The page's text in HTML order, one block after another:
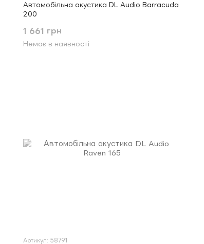
Автомобільна акустика DL Audio Barracuda
200
1 661 грн
Немає в наявності
Артикул: 58791